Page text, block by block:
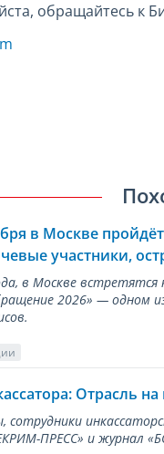
обращайтесь к
в Москве
участники,
в Москве
2026» — одном
Отрасль
сотрудники
ПРЕСС» и журнал